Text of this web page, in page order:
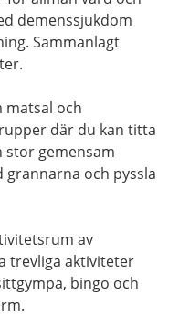
demenssjukdom
Sammanlagt
matsal och
där du kan titta
stor gemensam
grannarna och pyssla
av
trevliga aktiviteter
bingo och